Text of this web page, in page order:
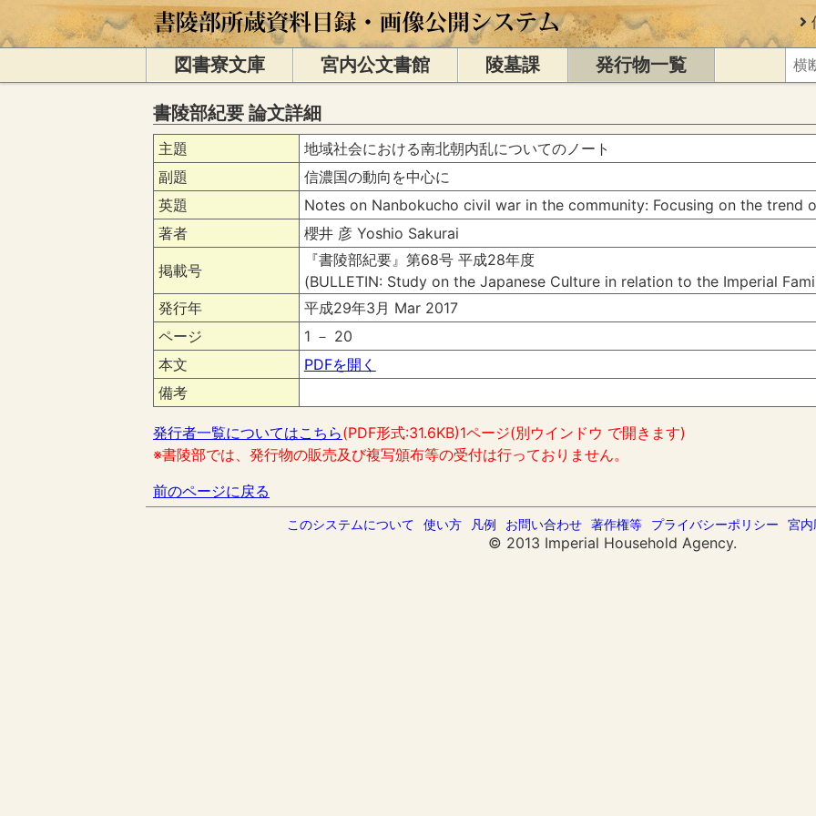
図書寮文庫 宮内公文書館 陵墓課 発行物一覧
書陵部紀要 論文詳細
主題
地域社会における南北朝内乱についてのノート
副題
信濃国の動向を中心に
英題
Notes on Nanbokucho civil war in the community: Focusing on the trend
著者
櫻井 彦 Yoshio Sakurai
掲載号
『書陵部紀要』第68号 平成28年度
(BULLETIN: Study on the Japanese Culture in relation to the Imperial
発行年
平成29年3月 Mar 2017
ページ
1 － 20
本文
PDFを開く
備考
発行者一覧についてはこちら(PDF形式:31.6KB)1ページ(別ウインドウ で開きます)
※書陵部では、発行物の販売及び複写頒布等の受付は行っておりません。
前のページに戻る
このシステムについて 使い方 凡例 お問い合わせ 著作権等 プライバシーポリシー 宮内
© 2013 Imperial Household Agency.